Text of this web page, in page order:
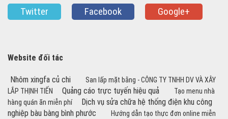
Twitter Facebook Google+
Website đối tác
Nhôm xingfa củ chi
San lấp mặt bằng - CÔNG TY TNHH DV VÀ XÂY
LẮP THỊNH TIẾN
Quảng cáo trực tuyến hiệu quả
Tạo menu nhà
hàng quán ăn miễn phí
Dịch vụ sửa chữa hệ thống điện khu công
nghiệp bàu bàng bình phước
Hướng dẫn tạo thực đơn online miễn